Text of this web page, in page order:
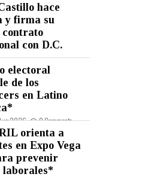
hace
y firma su
con D.C.
electoral
de los
en Latino
2026 - 0 Comments
orienta a
en Expo Vega
prevenir
laborales*